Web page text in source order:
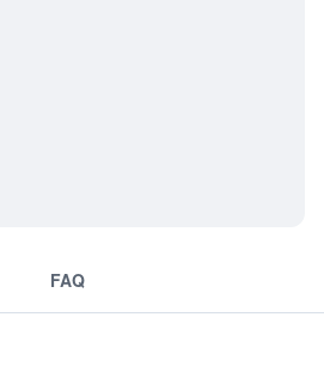
FAQ